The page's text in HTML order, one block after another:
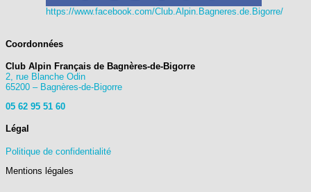
https://www.facebook.com/Club.Alpin.Bagneres.de.Bigorre/
Coordonnées
Club Alpin Français de Bagnères-de-Bigorre
2, rue Blanche Odin
65200 – Bagnères-de-Bigorre
05 62 95 51 60
Légal
Politique de confidentialité
Mentions légales